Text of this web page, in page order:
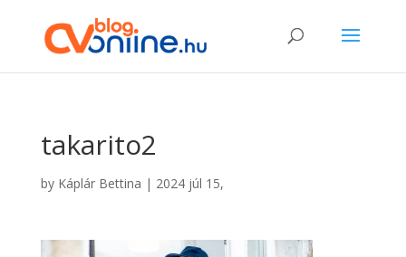
takarito2
by Káplár Bettina | 2024 júl 15,